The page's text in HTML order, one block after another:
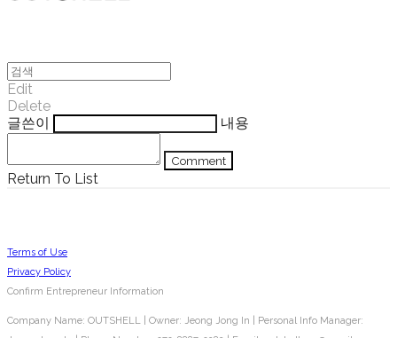
Edit
Delete
글쓴이
내용
Comment
Return To List
Terms of Use
Privacy Policy
Confirm Entrepreneur Information
Company Name: OUTSHELL | Owner: Jeong Jong In | Personal Info Manager: